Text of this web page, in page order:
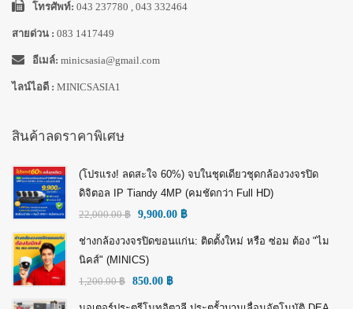
โทรศัพท์: 043 237780 , 043 332464
สายด่วน : 083 1417449
อีเมล์: minicsasia@gmail.com
ไลน์ไอดี : MINICSASIA1
สินค้าลดราคาพิเศษ
(โปรแรง! ลดสะใจ 60%) จบในชุดเดียวชุดกล้องวงจรปิด
ดิจิตอล IP Tiandy 4MP (คมชัดกว่า Full HD)
22,000.00฿ 9,900.00 ฿
ช่างกล้องวงจรปิดขอนแก่น: ติดตั้งใหม่ หรือ ซ่อม ต้อง "ไม
นิคส์" (MINICS)
1,200.00฿ 850.00 ฿